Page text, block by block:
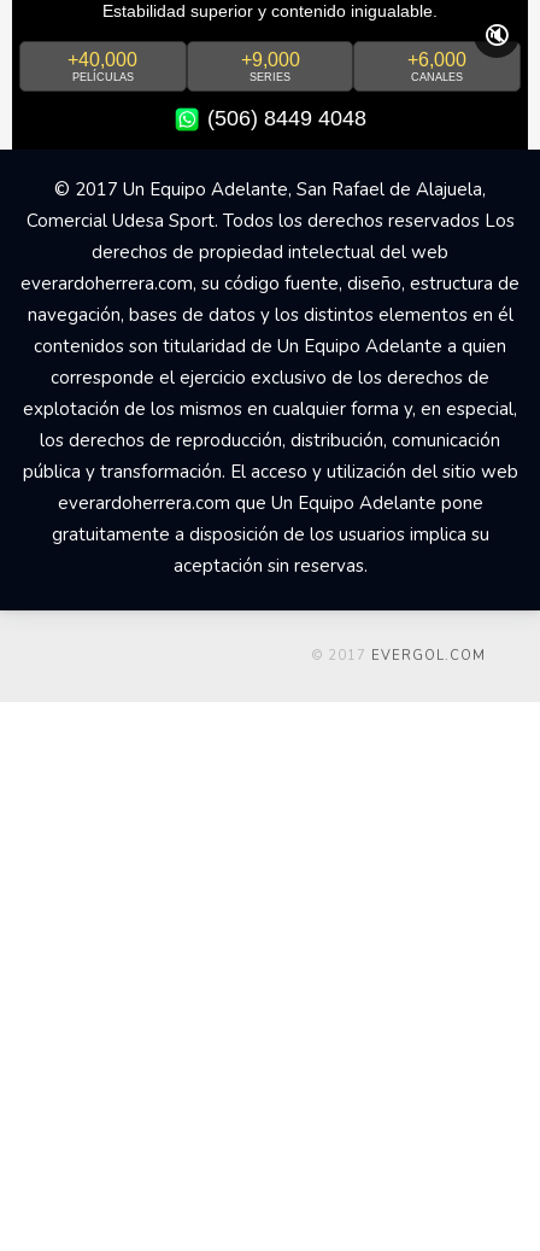
Estabilidad superior y contenido inigualable.
+40,000
PELÍCULAS
+9,000
SERIES
+6,000
CANALES
(506) 8449 4048
🔇
© 2017 Un Equipo Adelante, San Rafael de Alajuela,
Comercial Udesa Sport. Todos los derechos reservados Los
derechos de propiedad intelectual del web
everardoherrera.com, su código fuente, diseño, estructura de
navegación, bases de datos y los distintos elementos en él
contenidos son titularidad de Un Equipo Adelante a quien
corresponde el ejercicio exclusivo de los derechos de
explotación de los mismos en cualquier forma y, en especial,
los derechos de reproducción, distribución, comunicación
pública y transformación. El acceso y utilización del sitio web
everardoherrera.com que Un Equipo Adelante pone
gratuitamente a disposición de los usuarios implica su
aceptación sin reservas.
© 2017 EVERGOL.COM